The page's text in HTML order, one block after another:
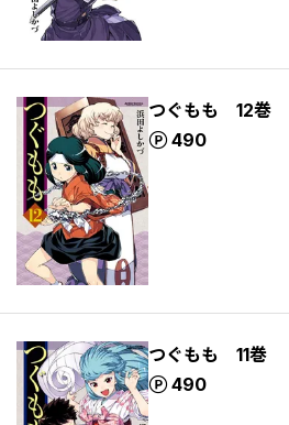
つぐもも 12巻
490
ポイント
つぐもも 11巻
490
ポイント